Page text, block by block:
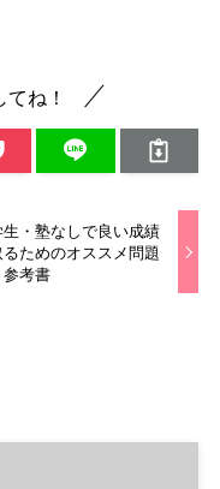
ね！
・塾なしで良い成績
るためのオススメ問題
考書